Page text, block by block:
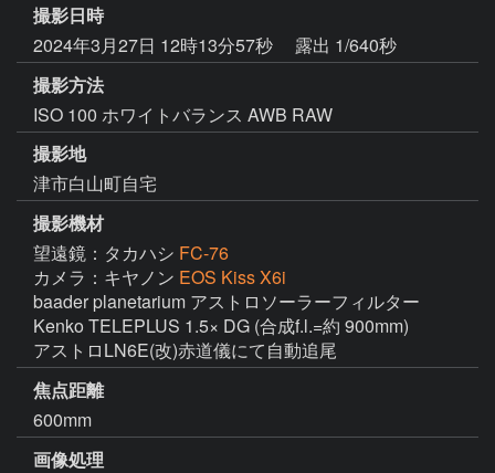
撮影日時
2024年3月27日 12時13分57秒
露出 1/640秒
撮影方法
ISO 100 ホワイトバランス AWB RAW
撮影地
津市白山町自宅
撮影機材
望遠鏡：タカハシ FC-76
カメラ：キヤノン EOS Kiss X6i
baader planetarium アストロソーラーフィルター
Kenko TELEPLUS 1.5× DG (合成f.l.=約 900mm)
アストロLN6E(改)赤道儀にて自動追尾
焦点距離
600mm
画像処理